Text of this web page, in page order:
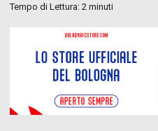
Tempo di Lettura:2 minuti